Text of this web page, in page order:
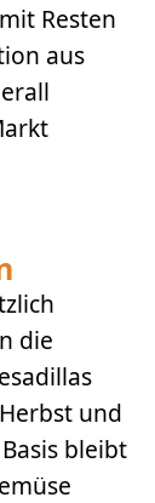
Resten
aus
die
und
bleibt